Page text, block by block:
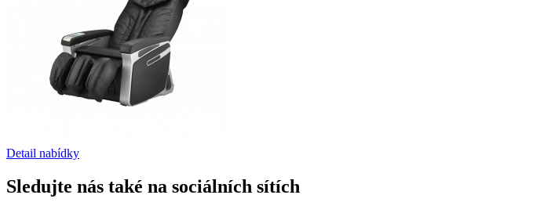
Detail nabídky
Sledujte nás také na sociálních sítích